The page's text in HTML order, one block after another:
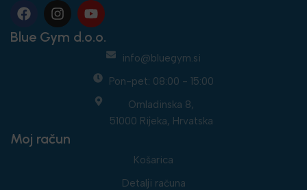
Blue Gym d.o.o.
info@bluegym.si
Pon-pet: 08:00 - 15:00
Omladinska 8,
51000 Rijeka, Hrvatska
Moj račun
Košarica
Detalji računa